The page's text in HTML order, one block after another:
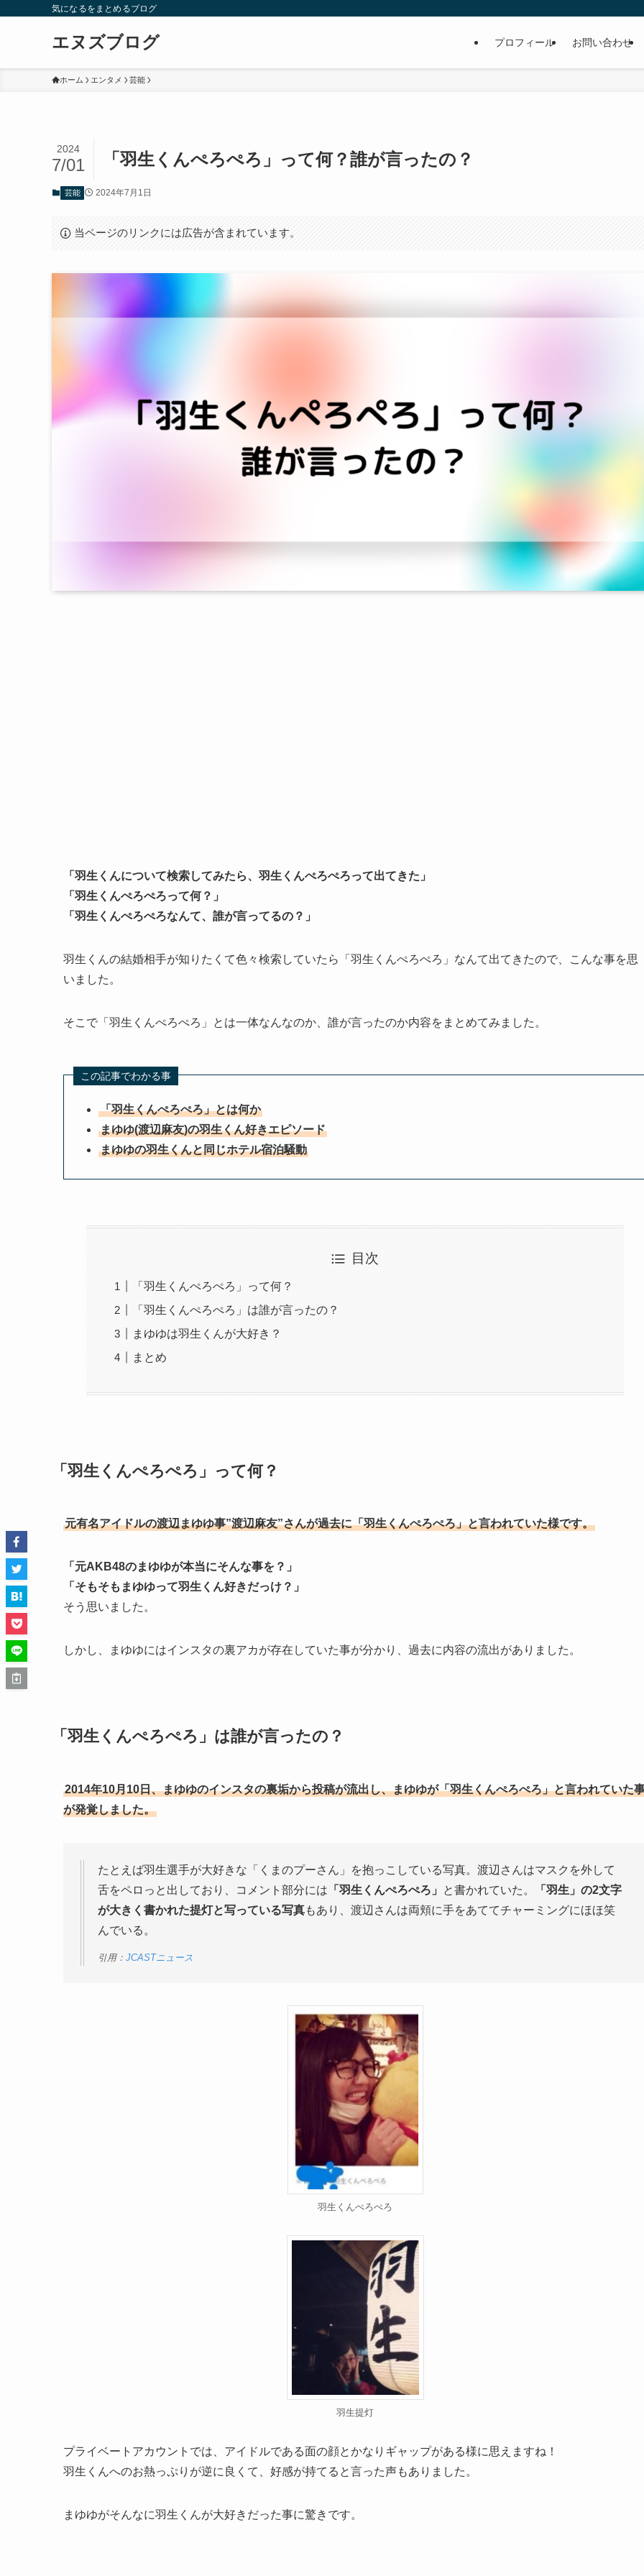
気になるをまとめるブログ
エヌズブログ プロフィール お問い合わせ
ホーム エンタメ 芸能
「羽生くんぺろぺろ」って何？誰が言ったの？
2024
7/01
芸能 2024年7月1日
当ページのリンクには広告が含まれています。
「羽生くんについて検索してみたら、羽生くんぺろぺろって出てきた」
「羽生くんぺろぺろって何？」
「羽生くんぺろぺろなんて、誰が言ってるの？」
羽生くんの結婚相手が知りたくて色々検索していたら「羽生くんぺろぺろ」なんて出てきたので、こんな事を思
いました。
そこで「羽生くんぺろぺろ」とは一体なんなのか、誰が言ったのか内容をまとめてみました。
この記事でわかる事
「羽生くんぺろぺろ」とは何か
まゆゆ(渡辺麻友)の羽生くん好きエピソード
まゆゆの羽生くんと同じホテル宿泊騒動
目次
「羽生くんぺろぺろ」って何？
「羽生くんぺろぺろ」は誰が言ったの？
まゆゆは羽生くんが大好き？
まとめ
「羽生くんぺろぺろ」って何？
元有名アイドルの渡辺まゆゆ事”渡辺麻友”さんが過去に「羽生くんぺろぺろ」と言われていた様です。
「元AKB48のまゆゆが本当にそんな事を？」
「そもそもまゆゆって羽生くん好きだっけ？」
そう思いました。
しかし、まゆゆにはインスタの裏アカが存在していた事が分かり、過去に内容の流出がありました。
「羽生くんぺろぺろ」は誰が言ったの？
2014年10月10日、まゆゆのインスタの裏垢から投稿が流出し、まゆゆが「羽生くんぺろぺろ」と言われていた
が発覚しました。
たとえば羽生選手が大好きな「くまのプーさん」を抱っこしている写真。渡辺さんはマスクを外して
舌をペロっと出しており、コメント部分には 「羽生くんぺろぺろ」 と書かれていた。
「羽生」の2文字
が大きく書かれた提灯と写っている写真もあり、渡辺さんは両頬に手をあててチャーミングにほほ笑
んでいる。
引用： JCASTニュース
羽生くんぺろぺろ
羽生提灯
プライベートアカウントでは、アイドルである面の顔とかなりギャップがある様に思えますね！
羽生くんへのお熱っぷりが逆に良くて、好感が持てると言った声もありました。
まゆゆがそんなに羽生くんが大好きだった事に驚きです。